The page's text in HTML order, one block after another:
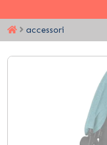
accessori